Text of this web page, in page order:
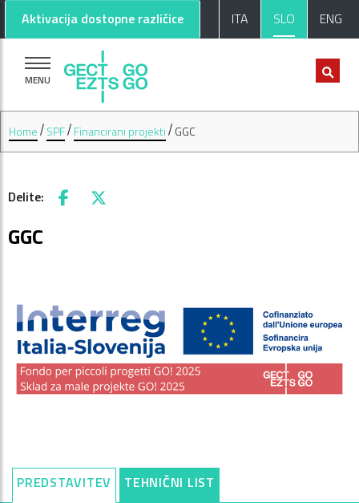
Aktivacija dostopne različice ITA SLO ENG
MENU
Home SPF Financirani projekti GGC
Delite: Facebook
X
GGC
PREDSTAVITEV TEHNIČNI LIST